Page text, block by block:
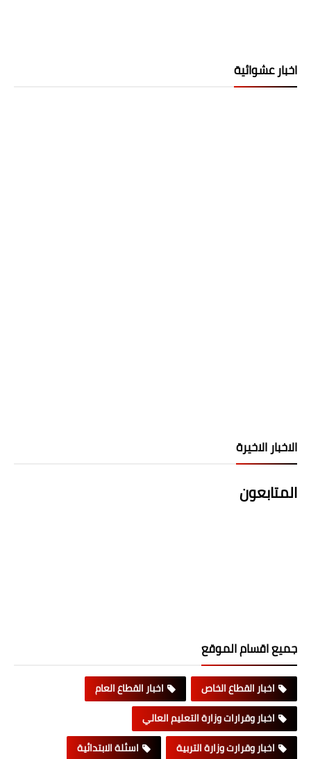
اخبار عشوائية
الاخبار الاخيرة
المتابعون
جميع اقسام الموقع
اخبار القطاع الخاص
اخبار القطاع العام
اخبار وقرارات وزارة التعليم العالي
اخبار وقرارت وزارة التربية
اسئلة الابتدائية